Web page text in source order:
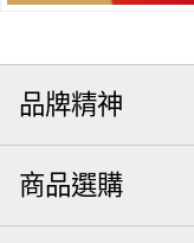
品牌精神
商品選購